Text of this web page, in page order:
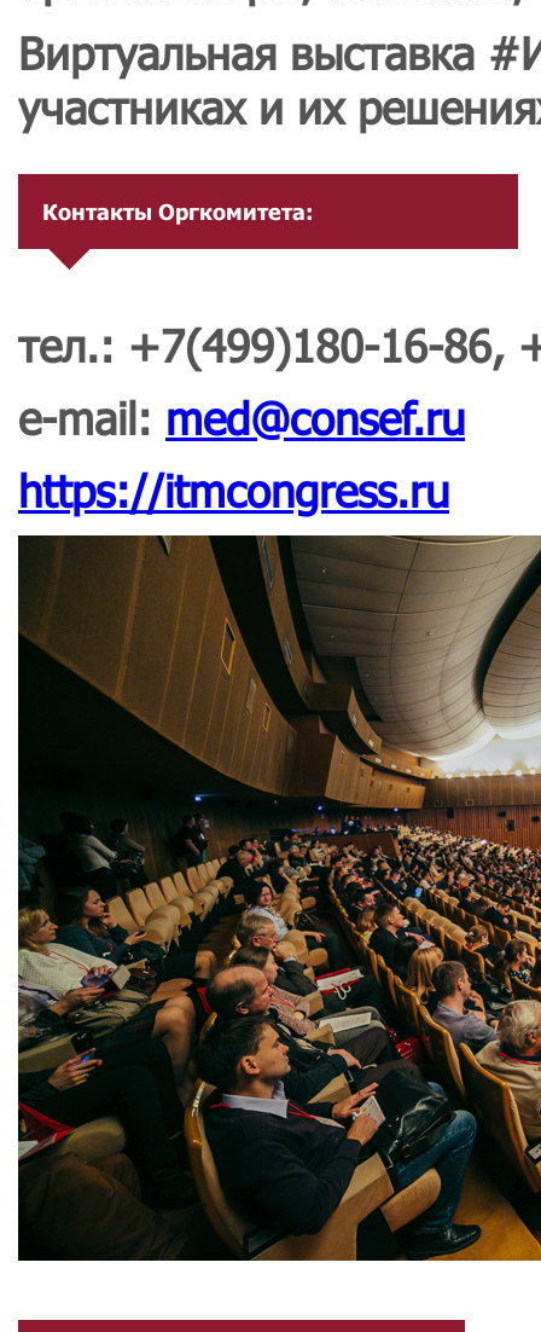
Виртуальная выставка
участниках и их
Контакты Оргкомитета:
тел.: +7(499)180-16-86,
e-mail: med@consef.ru
https://itmcongress.ru